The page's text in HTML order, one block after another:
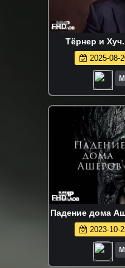
FHD
Тёрнер и
2025-08-
FHD
Падение дома
2023-10-